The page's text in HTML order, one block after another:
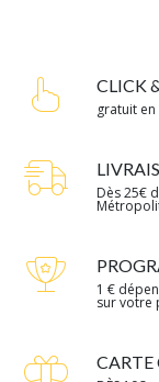
CLICK
gratuit
Dès 25€
1 €
sur votre
CARTE